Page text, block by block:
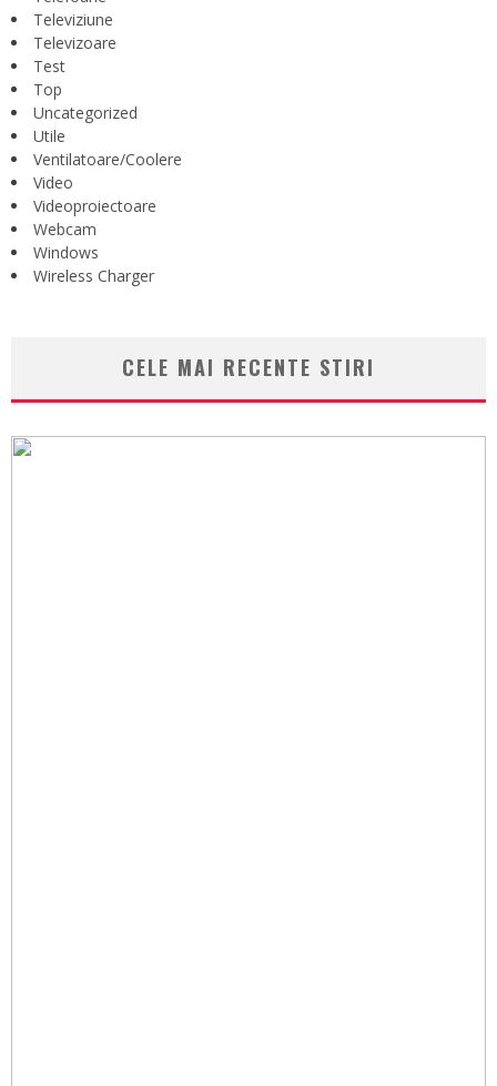
Televiziune
Televizoare
Test
Top
Uncategorized
Utile
Ventilatoare/Coolere
Video
Videoproiectoare
Webcam
Windows
Wireless Charger
CELE MAI RECENTE STIRI